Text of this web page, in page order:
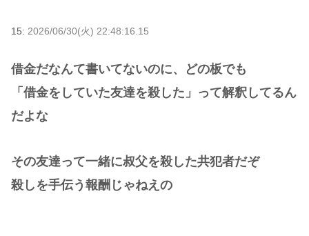
15: 2026/06/30(火) 22:48:16.15
借金だなんて書いてないのに、どの板でも
「借金をしていた友達を殺した」って解釈してるん
だよな
その友達って一緒に叔父を殺した共犯者だぞ
殺しを手伝う報酬じゃねえの